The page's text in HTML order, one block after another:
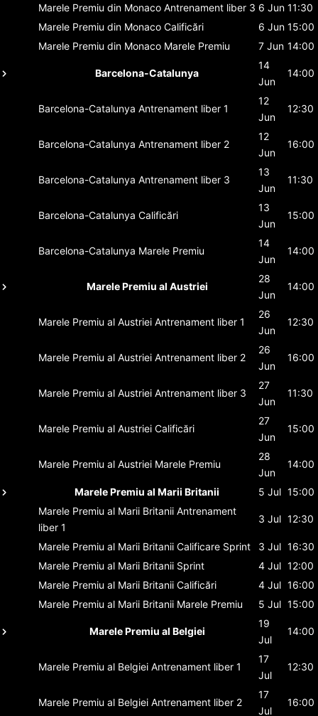
Marele Premiu din Monaco Antrenament liber 3 6 Jun 11:30
Marele Premiu din Monaco Calificări 6 Jun 15:00
Marele Premiu din Monaco Marele Premiu 7 Jun 14:00
Barcelona-Catalunya
14
Jun
14:00
Barcelona-Catalunya Antrenament liber 1
12
Jun
12:30
Barcelona-Catalunya Antrenament liber 2
12
Jun
16:00
Barcelona-Catalunya Antrenament liber 3
13
Jun
11:30
Barcelona-Catalunya Calificări
13
Jun
15:00
Barcelona-Catalunya Marele Premiu
14
Jun
14:00
Marele Premiu al Austriei
28
Jun
14:00
Marele Premiu al Austriei Antrenament liber 1
26
Jun
12:30
Marele Premiu al Austriei Antrenament liber 2
26
Jun
16:00
Marele Premiu al Austriei Antrenament liber 3
27
Jun
11:30
Marele Premiu al Austriei Calificări
27
Jun
15:00
Marele Premiu al Austriei Marele Premiu
28
Jun
14:00
Marele Premiu al Marii Britanii 5 Jul 15:00
Marele Premiu al Marii Britanii Antrenament
liber 1
3 Jul 12:30
Marele Premiu al Marii Britanii Calificare Sprint 3 Jul 16:30
Marele Premiu al Marii Britanii Sprint 4 Jul 12:00
Marele Premiu al Marii Britanii Calificări 4 Jul 16:00
Marele Premiu al Marii Britanii Marele Premiu 5 Jul 15:00
Marele Premiu al Belgiei
19
Jul
14:00
Marele Premiu al Belgiei Antrenament liber 1
17
Jul
12:30
Marele Premiu al Belgiei Antrenament liber 2
17
Jul
16:00